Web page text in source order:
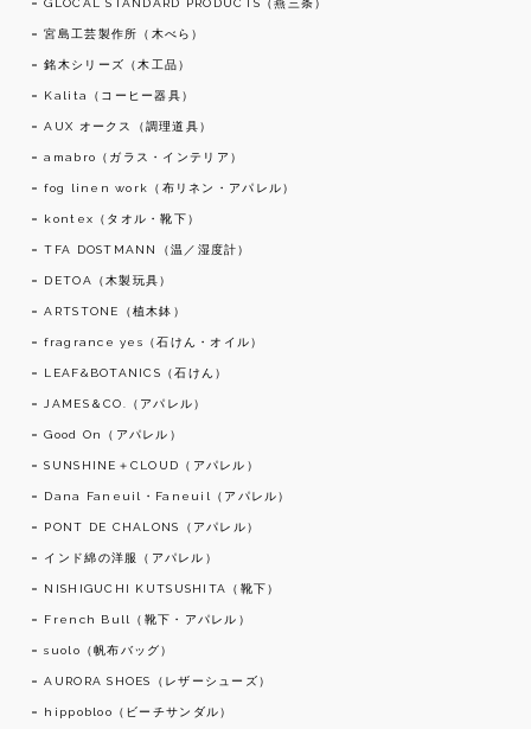
GLOCAL STANDARD PRODUCTS（燕三条）
宮島工芸製作所（木べら）
銘木シリーズ（木工品）
Kalita（コーヒー器具）
AUX オークス（調理道具）
amabro（ガラス・インテリア）
fog linen work（布リネン・アパレル）
kontex（タオル・靴下）
TFA DOSTMANN（温／湿度計）
DETOA（木製玩具）
ARTSTONE（植木鉢）
fragrance yes（石けん・オイル）
LEAF&BOTANICS（石けん）
JAMES＆CO.（アパレル）
Good On（アパレル）
SUNSHINE＋CLOUD（アパレル）
Dana Faneuil・Faneuil（アパレル）
PONT DE CHALONS（アパレル）
インド綿の洋服（アパレル）
NISHIGUCHI KUTSUSHITA（靴下）
French Bull（靴下・アパレル）
suolo（帆布バッグ）
AURORA SHOES（レザーシューズ）
hippobloo（ビーチサンダル）